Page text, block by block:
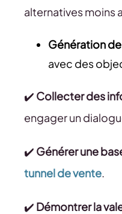
alternatives moins
Génération
avec des
✔️ Collecter des
engager un
✔️ Générer une
tunnel de vente.
✔️ Démontrer la